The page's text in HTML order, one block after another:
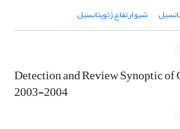
شیو ارتفاع ژئوپتانسیل
Detection and Review Synoptic of
2003-2004